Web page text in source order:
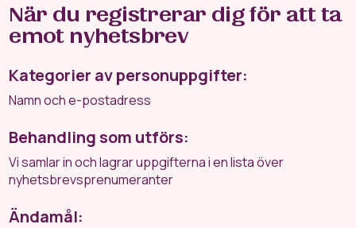
När du registrerar dig för att ta
emot nyhetsbrev
Kategorier av personuppgifter:
Namn och e-postadress
Behandling som utförs:
Vi samlar in och lagrar uppgifterna i en lista över
nyhetsbrevsprenumeranter
Ändamål: